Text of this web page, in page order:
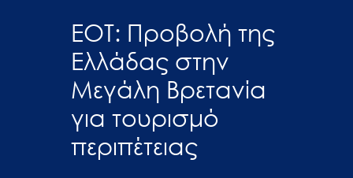
ΕΟΤ: Προβολή της
Ελλάδας στην
Μεγάλη Βρετανία
για τουρισμό
περιπέτειας